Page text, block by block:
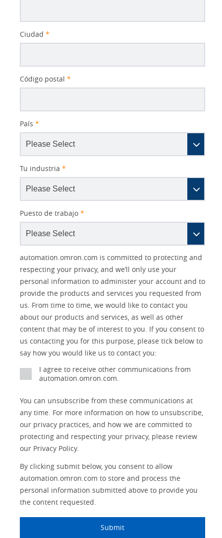
Ciudad *
Código postal *
País *
Tu industria *
Puesto de trabajo *
Other
Source
Lead
Detail
Status
Opt-in
Marketing
No
Yes
I
an
Your
Product Family
Interest
Automation
Systems
Identification
and Vision
Drives
SYSMAC
Motion and
Drive
Panel
Building
Solutions Interest
IO Link
Panel Building
Quality Control
Safety Solutions
Technical Support
Training
Predictive
Maintenance
Flexible
Manufacturing
Sysmac Platform
Newsletter/Marketing
automation.omron.com is committed to protecting and
respecting your privacy, and we’ll only use your
personal information to administer your account and to
provide the products and services you requested from
us. From time to time, we would like to contact you
about our products and services, as well as other
content that may be of interest to you. If you consent to
us contacting you for this purpose, please tick below to
say how you would like us to contact you:
I agree to receive other communications from
automation.omron.com.
You can unsubscribe from these communications at
any time. For more information on how to unsubscribe,
our privacy practices, and how we are committed to
protecting and respecting your privacy, please review
our Privacy Policy.
By clicking submit below, you consent to allow
automation.omron.com to store and process the
personal information submitted above to provide you
the content requested.
Submit